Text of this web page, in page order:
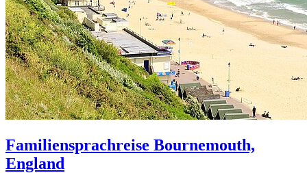
Familiensprachreise Bournemouth,
England